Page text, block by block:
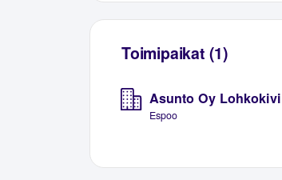
Toimipaikat (1)
Asunto Oy Lohkokivi
Espoo